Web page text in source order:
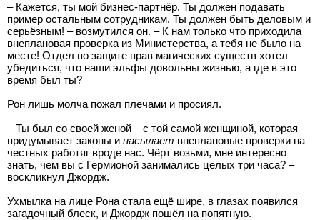
– Кажется, ты мой бизнес-партнёр. Ты должен подавать
пример остальным сотрудникам. Ты должен быть деловым и
серьёзным! – возмутился он. – К нам только что приходила
внеплановая проверка из Министерства, а тебя не было на
месте! Отдел по защите прав магических существ хотел
убедиться, что наши эльфы довольны жизнью, а где в это
время был ты?
Рон лишь молча пожал плечами и просиял.
– Ты был со своей женой – с той самой женщиной, которая
придумывает законы и насылает внеплановые проверки на
честных работяг вроде нас. Чёрт возьми, мне интересно
знать, чем вы с Гермионой занимались целых три часа? –
воскликнул Джордж.
Ухмылка на лице Рона стала ещё шире, в глазах появился
загадочный блеск, и Джордж пошёл на попятную.